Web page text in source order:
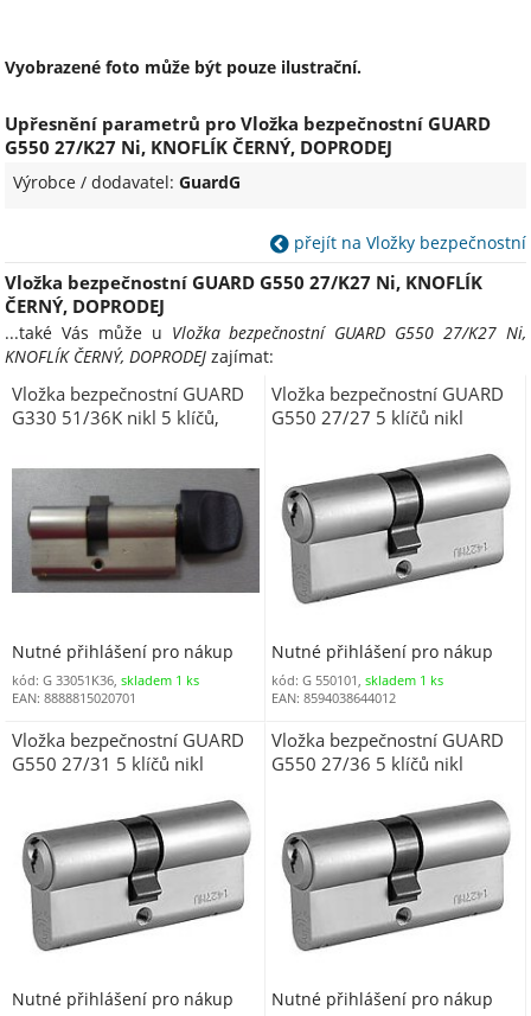
Vyobrazené foto může být pouze ilustrační.
Upřesnění parametrů pro Vložka bezpečnostní GUARD
G550 27/K27 Ni, KNOFLÍK ČERNÝ, DOPRODEJ
Výrobce / dodavatel:GuardG
přejít na Vložky bezpečnostní
Vložka bezpečnostní GUARD G550 27/K27 Ni, KNOFLÍK
ČERNÝ, DOPRODEJ
...také Vás může u Vložka bezpečnostní GUARD G550 27/K27 Ni,
KNOFLÍK ČERNÝ, DOPRODEJ zajímat:
Vložka bezpečnostní GUARD
G330 51/36K nikl 5 klíčů,
Nutné přihlášení pro nákup
kód: G 33051K36, skladem 1 ks
EAN: 8888815020701
Vložka bezpečnostní GUARD
G550 27/27 5 klíčů nikl
Nutné přihlášení pro nákup
kód: G 550101,skladem 1 ks
EAN: 8594038644012
Vložka bezpečnostní GUARD
G550 27/31 5 klíčů nikl
Nutné přihlášení pro nákup
Vložka bezpečnostní GUARD
G550 27/36 5 klíčů nikl
Nutné přihlášení pro nákup